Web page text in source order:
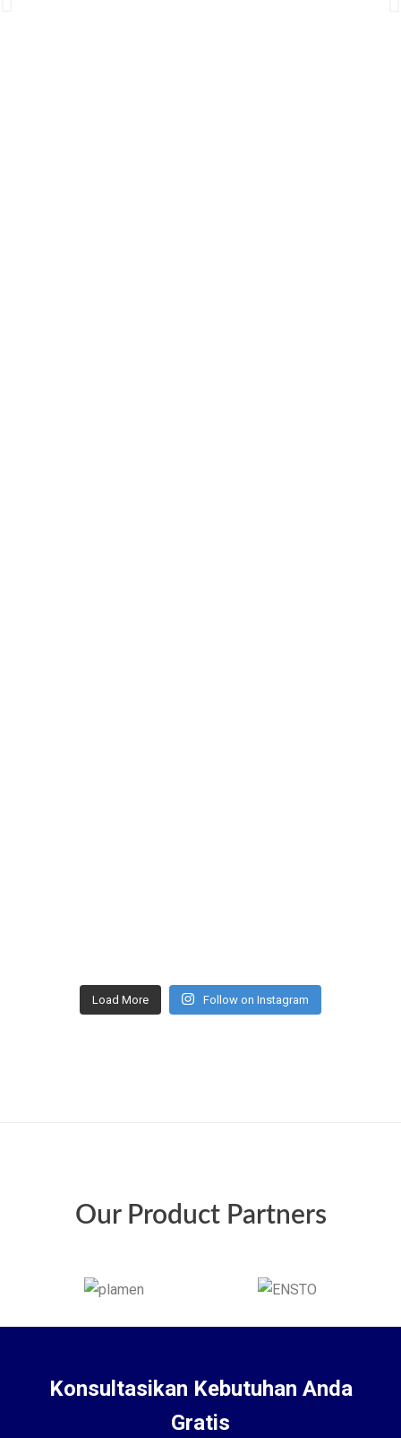
Load More Follow on Instagram
Our Product Partners
Konsultasikan Kebutuhan Anda
Gratis